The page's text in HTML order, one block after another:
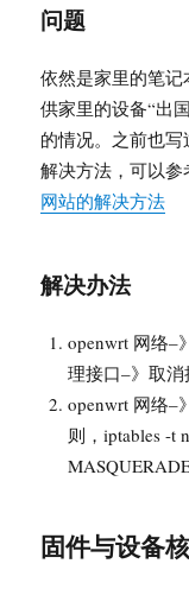
问题
依然是家里的笔
供家里的设备“出
的情况。之前也
解决方法，可以参
网站的解决方法
解决办法
openwrt 网络–
理接口–》取
openwrt 网络–
则，iptables -t
固件与设备